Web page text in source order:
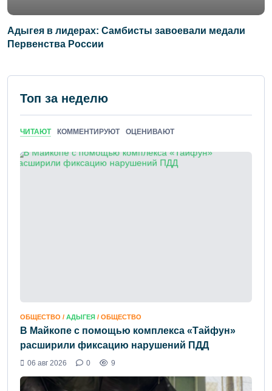
Адыгея в лидерах: Самбисты завоевали медали
Первенства России
Топ за неделю
ЧИТАЮТ КОММЕНТИРУЮТ ОЦЕНИВАЮТ
ОБЩЕСТВО / АДЫГЕЯ / ОБЩЕСТВО
В Майкопе с помощью комплекса «Тайфун»
расширили фиксацию нарушений ПДД
06 авг 2026 0 9